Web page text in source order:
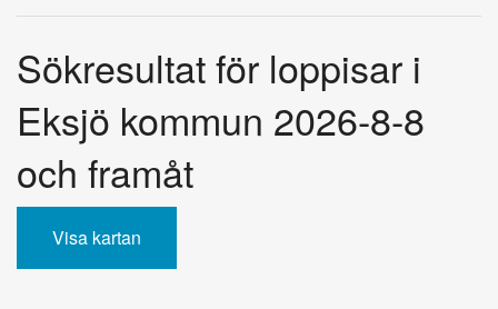
Sökresultat för loppisar i
Eksjö kommun 2026-8-8
och framåt
Visa kartan